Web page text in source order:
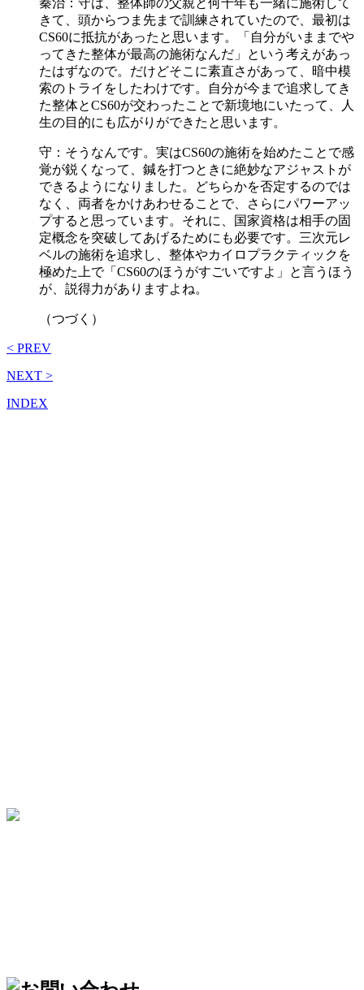
きて、頭からつま先まで訓練されていたので、最初は
CS60に抵抗があったと思います。「自分がいままでや
ってきた整体が最高の施術なんだ」という考えがあっ
たはずなので。だけどそこに素直さがあって、暗中模
索のトライをしたわけです。自分が今まで追求してき
た整体とCS60が交わったことで新境地にいたって、人
生の目的にも広がりができたと思います。
守：そうなんです。実はCS60の施術を始めたことで感
覚が鋭くなって、鍼を打つときに絶妙なアジャストが
できるようになりました。どちらかを否定するのでは
なく、両者をかけあわせることで、さらにパワーアッ
プすると思っています。それに、国家資格は相手の固
定概念を突破してあげるためにも必要です。三次元レ
ベルの施術を追求し、整体やカイロプラクティックを
極めた上で「CS60のほうがすごいですよ」と言うほう
が、説得力がありますよね。
（つづく）
< PREV
NEXT >
INDEX